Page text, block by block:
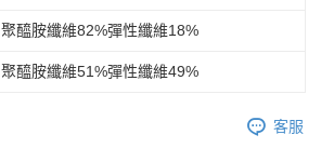
聚醯胺纖維82%彈性纖維18%
聚醯胺纖維51%彈性纖維49%
客服